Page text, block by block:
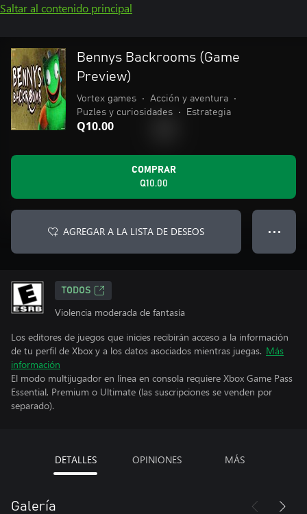
Saltar al contenido principal
Bennys Backrooms (Game
Preview)
Vortex games • Acción y aventura
•
Puzles y curiosidades
• Estrategia
Q10.00
COMPRAR
Q10.00
AGREGAR A LA LISTA DE DESEOS ● ● ●
TODOS
Violencia moderada de fantasía
Los editores de juegos que inicies recibirán acceso a la información
de tu perfil de Xbox y a los datos asociados mientras juegas. Más
información
El modo multijugador en línea en consola requiere Xbox Game Pass
Essential, Premium o Ultimate (las suscripciones se venden por
separado).
DETALLES OPINIONES MÁS
Galería